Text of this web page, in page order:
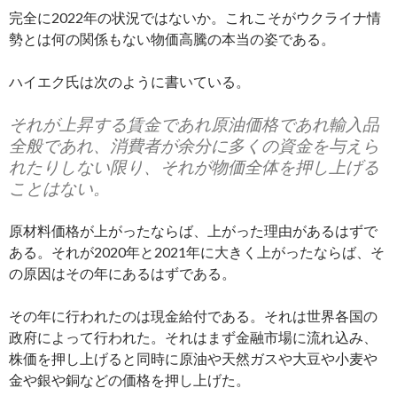
完全に2022年の状況ではないか。これこそがウクライナ情
勢とは何の関係もない物価高騰の本当の姿である。
ハイエク氏は次のように書いている。
それが上昇する賃金であれ原油価格であれ輸入品
全般であれ、消費者が余分に多くの資金を与えら
れたりしない限り、それが物価全体を押し上げる
ことはない。
原材料価格が上がったならば、上がった理由があるはずで
ある。それが2020年と2021年に大きく上がったならば、そ
の原因はその年にあるはずである。
その年に行われたのは現金給付である。それは世界各国の
政府によって行われた。それはまず金融市場に流れ込み、
株価を押し上げると同時に原油や天然ガスや大豆や小麦や
金や銀や銅などの価格を押し上げた。